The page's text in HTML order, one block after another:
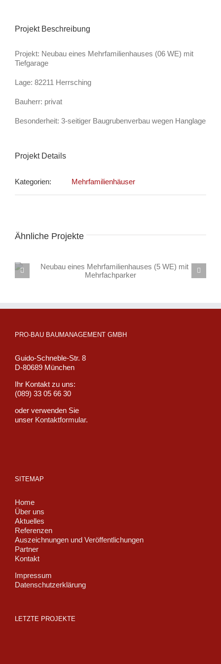
Projekt Beschreibung
Projekt: Neubau eines Mehrfamilienhauses (06 WE) mit
Tiefgarage
Lage: 82211 Herrsching
Bauherr: privat
Besonderheit: 3-seitiger Baugrubenverbau wegen Hanglage
Projekt Details
Kategorien: Mehrfamilienhäuser
Ähnliche Projekte
Neubau eines Mehrfamilienhauses (4 WE) mit Duplex-
PRO-BAU BAUMANAGEMENT GMBH
Guido-Schneble-Str. 8
D-80689 München
Ihr Kontakt zu uns:
(089) 33 05 66 30
oder verwenden Sie
unser Kontaktformular.
SITEMAP
Home
Über uns
Aktuelles
Referenzen
Auszeichnungen und Veröffentlichungen
Partner
Kontakt
Impressum
Datenschutzerklärung
LETZTE PROJEKTE